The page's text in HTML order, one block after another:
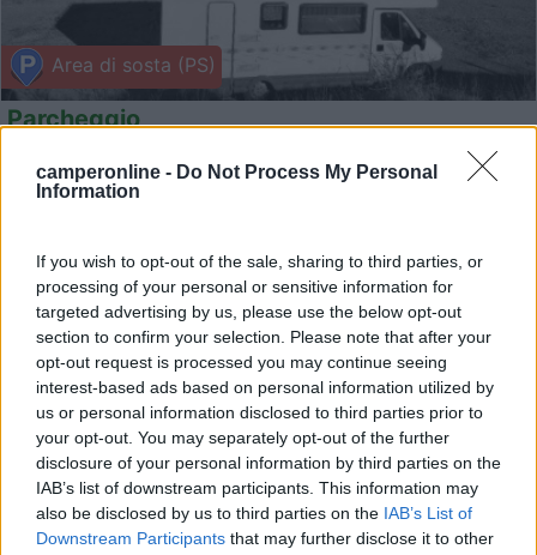
camperonline - Do Not Process My Personal
Information
If you wish to opt-out of the sale, sharing to third parties, or
processing of your personal or sensitive information for
targeted advertising by us, please use the below opt-out
section to confirm your selection. Please note that after your
opt-out request is processed you may continue seeing
interest-based ads based on personal information utilized by
us or personal information disclosed to third parties prior to
your opt-out. You may separately opt-out of the further
disclosure of your personal information by third parties on the
IAB’s list of downstream participants. This information may
also be disclosed by us to third parties on the IAB’s List of
Downstream Participants that may further disclose it to other
Area di sosta (PS)
Parcheggio
5 1
Servizi / Posizione
Parcheggio sterrato, alla sinistra degli impianti sciisti...
Pescocostanzo (AQ) - 13.4km
Piazzale degli sciatori